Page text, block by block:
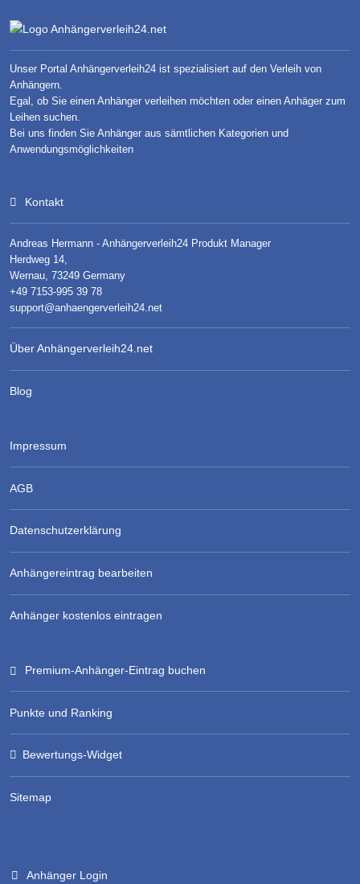
Unser Portal Anhängerverleih24 ist spezialisiert auf den Verleih von
Anhängern.
Egal, ob Sie einen Anhänger verleihen möchten oder einen Anhäger zum
Leihen suchen.
Bei uns finden Sie Anhänger aus sämtlichen Kategorien und
Anwendungsmöglichkeiten
Kontakt
Andreas Hermann - Anhängerverleih24 Produkt Manager
Herdweg 14,
Wernau, 73249 Germany
+49 7153-995 39 78
support@anhaengerverleih24.net
Über Anhängerverleih24.net
Blog
Impressum
AGB
Datenschutzerklärung
Anhängereintrag bearbeiten
Anhänger kostenlos eintragen
Premium-Anhänger-Eintrag buchen
Punkte und Ranking
Bewertungs-Widget
Sitemap
Anhänger Login